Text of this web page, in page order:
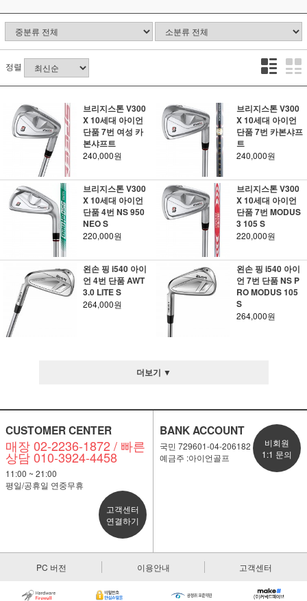
정렬
브리지스톤 V300
X 10세대 아이언
단품 7번 여성 카
본샤프트
240,000원
브리지스톤 V300
X 10세대 아이언
단품 7번 카본샤프
트
240,000원
브리지스톤 V300
X 10세대 아이언
단품 4번 NS 950
NEO S
220,000원
브리지스톤 V300
X 10세대 아이언
단품 7번 MODUS
3 105 S
220,000원
왼손 핑 i540 아이
언 4번 단품 AWT
3.0 LITE S
264,000원
왼손 핑 i540 아이
언 7번 단품 NS P
RO MODUS 105
S
264,000원
더보기 ▼
CUSTOMER CENTER
매장 02-2236-1872 / 빠른
상담 010-3924-4458
11:00 ~ 21:00
평일/공휴일 연중무휴
고객센터
연결하기
BANK ACCOUNT
국민 729601-04-206182
예금주 :아이언골프
비회원
1:1 문의
PC 버전 이용안내 고객센터